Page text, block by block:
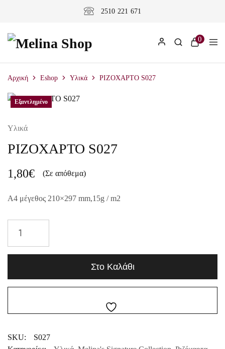
2510 221 671
0
Αρχική Eshop Υλικά ΡΙΖΟΧΑΡΤΟ S027
Υλικά
ΡΙΖΟΧΑΡΤΟ S027
1,80€ (Σε απόθεμα)
A4 μέγεθος 210×297 mm,15g / m2
Στο Καλάθι
SKU:
S027
Εξαντλημένο